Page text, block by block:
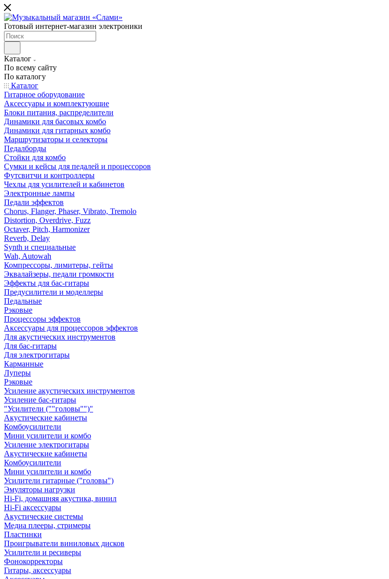
Готовый интернет-магазин электроники
Каталог
По всему сайту
По каталогу
Каталог
Гитарное оборудование
Аксессуары и комплектующие
Блоки питания, распределители
Динамики для басовых комбо
Динамики для гитарных комбо
Маршрутизаторы и селекторы
Педалборды
Стойки для комбо
Сумки и кейсы для педалей и процессоров
Футсвитчи и контроллеры
Чехлы для усилителей и кабинетов
Электронные лампы
Педали эффектов
Chorus, Flanger, Phaser, Vibrato, Tremolo
Distortion, Overdrive, Fuzz
Octaver, Pitch, Harmonizer
Reverb, Delay
Synth и специальные
Wah, Autowah
Компрессоры, лимитеры, гейты
Эквалайзеры, педали громкости
Эффекты для бас-гитары
Предусилители и моделлеры
Педальные
Рэковые
Процессоры эффектов
Аксессуары для процессоров эффектов
Для акустических инструментов
Для бас-гитары
Для электрогитары
Карманные
Луперы
Рэковые
Усиление акустических инструментов
Усиление бас-гитары
"Усилители (""головы"")"
Акустические кабинеты
Комбоусилители
Мини усилители и комбо
Усиление электрогитары
Акустические кабинеты
Комбоусилители
Мини усилители и комбо
Усилители гитарные ("головы")
Эмуляторы нагрузки
Hi-Fi, домашняя акустика, винил
Hi-Fi аксессуары
Акустические системы
Медиа плееры, стримеры
Пластинки
Проигрыватели виниловых дисков
Усилители и ресиверы
Фонокорректоры
Гитары, аксессуары